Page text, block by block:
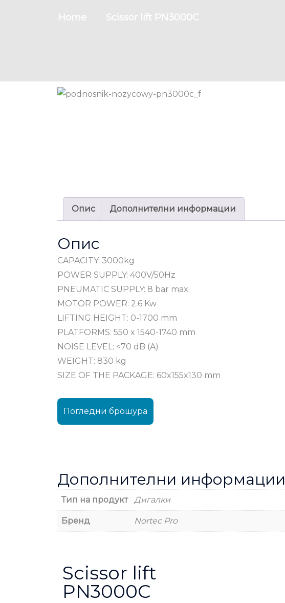
Home Scissor lift PN3000C
Опис Дополнителни информации
Опис
CAPACITY: 3000kg
POWER SUPPLY: 400V/50Hz
PNEUMATIC SUPPLY: 8 bar max.
MOTOR POWER: 2.6 Kw
LIFTING HEIGHT: 0-1700 mm
PLATFORMS: 550 x 1540-1740 mm
NOISE LEVEL: <70 dB (A)
WEIGHT: 830 kg
SIZE OF THE PACKAGE: 60x155x130 mm
Погледни брошура
Дополнителни информации
Тип на продукт Дигалки
Бренд Nortec Pro
Scissor lift
PN3000C